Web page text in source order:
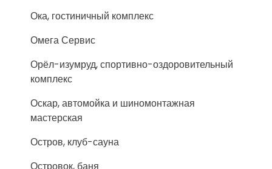
Ока, гостиничный комплекс
Омега Сервис
Орёл-изумруд, спортивно-оздоровительный
комплекс
Оскар, автомойка и шиномонтажная
мастерская
Остров, клуб-сауна